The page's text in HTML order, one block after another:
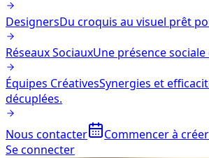
DesignersDu croquis au visuel prêt
Réseaux SociauxUne présence
Équipes CréativesSynergies et
décuplées.
Nous contacter
Commencer à créer
Se connecter